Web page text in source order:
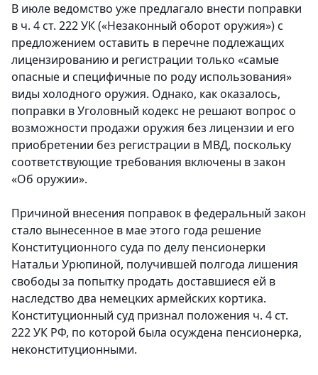
В июле ведомство уже предлагало внести поправки
в ч. 4 ст. 222 УК («Незаконный оборот оружия») с
предложением оставить в перечне подлежащих
лицензированию и регистрации только «самые
опасные и специфичные по роду использования»
виды холодного оружия. Однако, как оказалось,
поправки в Уголовный кодекс не решают вопрос о
возможности продажи оружия без лицензии и его
приобретении без регистрации в МВД, поскольку
соответствующие требования включены в закон
«Об оружии».
Причиной внесения поправок в федеральный закон
стало вынесенное в мае этого года решение
Конституционного суда по делу пенсионерки
Натальи Урюпиной, получившей полгода лишения
свободы за попытку продать доставшиеся ей в
наследство два немецких армейских кортика.
Конституционный суд признал положения ч. 4 ст.
222 УК РФ, по которой была осуждена пенсионерка,
неконституционными.